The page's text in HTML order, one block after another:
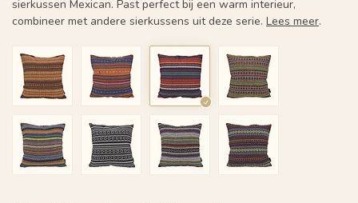
sierkussen Mexican. Past perfect bij een warm interieur,
combineer met andere sierkussens uit deze serie. Lees meer.